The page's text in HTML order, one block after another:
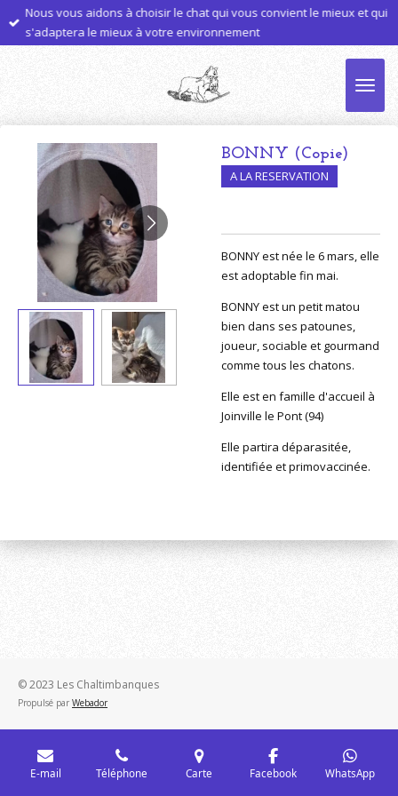
Passer
Nous vous aidons à choisir le chat qui vous convient le mieux et qui
s'adaptera le mieux à votre environnement
BONNY (Copie)
A LA RESERVATION
BONNY est née le 6 mars, elle
est adoptable fin mai.
BONNY est un petit matou
bien dans ses patounes,
joueur, sociable et gourmand
comme tous les chatons.
Elle est en famille d'accueil à
Joinville le Pont (94)
Elle partira déparasitée,
identifiée et primovaccinée.
© 2023 Les Chaltimbanques
Propulsé par Webador
E-mail Téléphone Carte Facebook WhatsApp